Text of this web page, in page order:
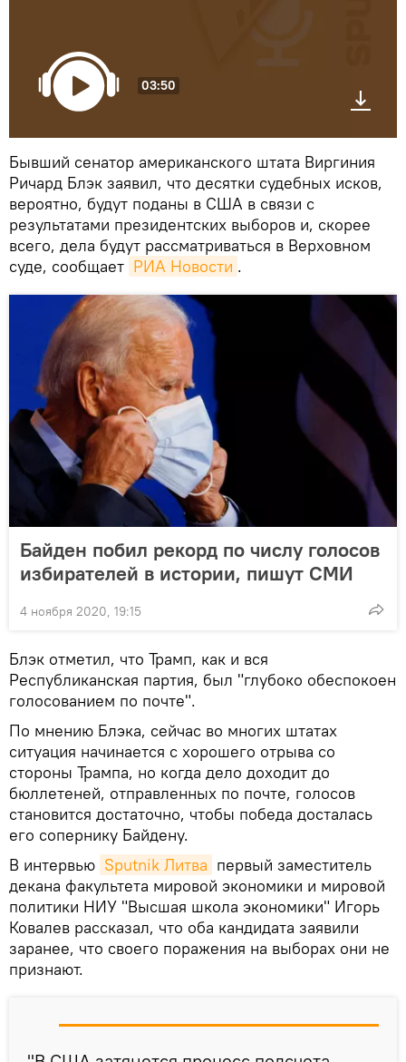
03:50
Бывший сенатор американского штата Виргиния
Ричард Блэк заявил, что десятки судебных исков,
вероятно, будут поданы в США в связи с
результатами президентских выборов и, скорее
всего, дела будут рассматриваться в Верховном
суде, сообщает РИА Новости .
Байден побил рекорд по числу голосов
избирателей в истории, пишут СМИ
4 ноября 2020, 19:15
Блэк отметил, что Трамп, как и вся
Республиканская партия, был "глубоко обеспокоен
голосованием по почте".
По мнению Блэка, сейчас во многих штатах
ситуация начинается с хорошего отрыва со
стороны Трампа, но когда дело доходит до
бюллетеней, отправленных по почте, голосов
становится достаточно, чтобы победа досталась
его сопернику Байдену.
В интервью Sputnik Литва первый заместитель
декана факультета мировой экономики и мировой
политики НИУ "Высшая школа экономики" Игорь
Ковалев рассказал, что оба кандидата заявили
заранее, что своего поражения на выборах они не
признают.